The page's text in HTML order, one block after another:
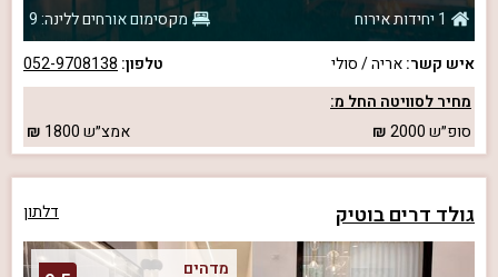
1 יחידות אירוח
מקסימום אורחים ללינה: 9
איש קשר:אריה / סולי טלפון: 052-9708138
מחיר לסוויטה החל מ:
סופ״ש2000 אמצ״ש1800
גולד דרים בוטיק דלתון
מדהים